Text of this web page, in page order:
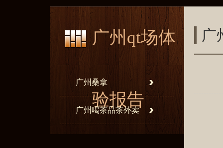
广州qt场体
验报告
广州桑拿
广州喝茶品茶外卖
广